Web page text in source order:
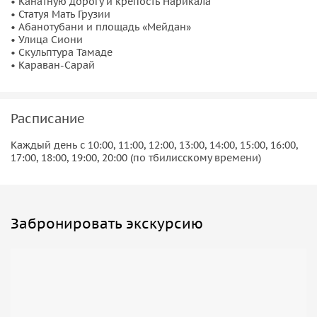
ожидает посещение
археологических раскопок были найдены артефакты.
Доступ к этим эксклюзивным локациям — удовольствие не
для каждого в этом городе, также как и секретные коды
Хрустящий тандыр, элитные вина и культурный
код
Кроме того мы погрузимся с вами быт жителей Тбилиси,
достопримечательности— древнейшей печи для
• Статуя Мать Грузии
• Абанотубани и площадь «Мейдан»
• Улица Сиони
• Скульптура Тамаде
• Караван-Сарай
Расписание
Каждый день с 10:00, 11:00, 12:00, 13:00, 14:00, 15:00, 16:00,
17:00, 18:00, 19:00, 20:00 (по тбилисскому времени)
Забронировать экскурсию